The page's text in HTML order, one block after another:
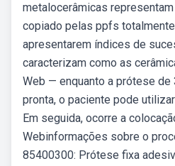
metalocerâmicas
copiado pelas ppfs
apresentarem índices de
caracterizam como as
Web — enquanto a prótese
pronta, o paciente pode
Em seguida, ocorre a
Webinformações sobre o
85400300: Prótese fixa